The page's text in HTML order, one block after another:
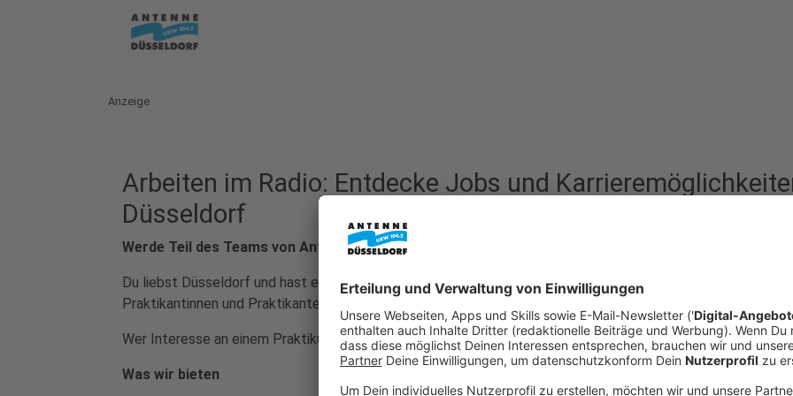
Anzeige
Arbeiten im Radio: Entdecke Jobs und
Düsseldorf
Werde Teil des Teams von Antenne Düsseldorf!
Du liebst Düsseldorf und hast eine Leidenschaft für Journalismus? Dann bist du bei uns genau richtig!
Praktikantinnen und Praktikanten, die unser Team verstärken und den Redaktionsalltag bereichern möchten.
Wer Interesse an einem Praktikum hat, meldet sich gerne bei unserer RedaktionsassistenzJeannette
Was wir bieten